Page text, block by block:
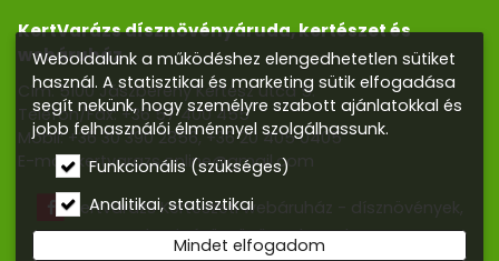
KertVarázs dísznövényáruda, kertészet és
webáruház
Cím: 5100 Jászberény Kertész utca 5.
Telefon/Fax:+36 57 400 455
Mobil:+36 30 390 2856,+36 20 405 0405
E-mail:kertvarazs.online@gmail.com
Kertvarázs Kertészeti webáruház - dísznövények,
kerti tó, öntözőrendszerek
Weboldalunk a működéshez elengedhetetlen sütiket
használ. A statisztikai és marketing sütik elfogadása
segít nekünk, hogy személyre szabott ajánlatokkal és
jobb felhasználói élménnyel szolgálhassunk.
Funkcionális (szükséges)
Analitikai, statisztikai
Mindet elfogadom